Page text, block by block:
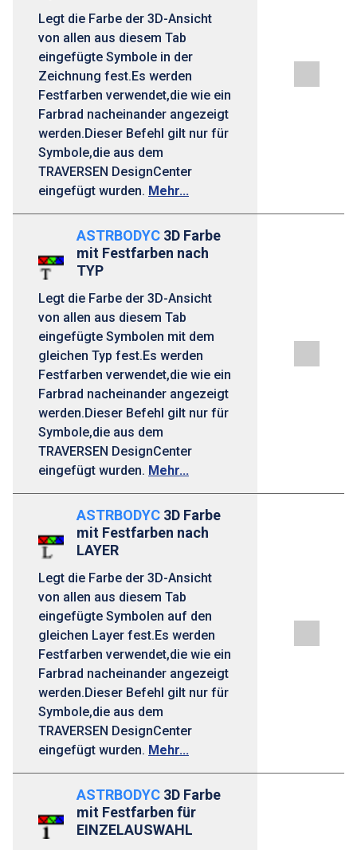
Legt die Farbe der 3D-Ansicht
von allen aus diesem Tab
eingefügte Symbole in der
Zeichnung fest.Es werden
Festfarben verwendet,die wie ein
Farbrad nacheinander angezeigt
werden.Dieser Befehl gilt nur für
Symbole,die aus dem
TRAVERSEN DesignCenter
eingefügt wurden. Mehr...
ASTRBODYC 3D Farbe
mit Festfarben nach
TYP
Legt die Farbe der 3D-Ansicht
von allen aus diesem Tab
eingefügte Symbolen mit dem
gleichen Typ fest.Es werden
Festfarben verwendet,die wie ein
Farbrad nacheinander angezeigt
werden.Dieser Befehl gilt nur für
Symbole,die aus dem
TRAVERSEN DesignCenter
eingefügt wurden. Mehr...
ASTRBODYC 3D Farbe
mit Festfarben nach
LAYER
Legt die Farbe der 3D-Ansicht
von allen aus diesem Tab
eingefügte Symbolen auf den
gleichen Layer fest.Es werden
Festfarben verwendet,die wie ein
Farbrad nacheinander angezeigt
werden.Dieser Befehl gilt nur für
Symbole,die aus dem
TRAVERSEN DesignCenter
eingefügt wurden. Mehr...
ASTRBODYC 3D Farbe
mit Festfarben für
EINZELAUSWAHL